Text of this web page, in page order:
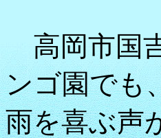
高岡市国
ンゴ園でも
雨を喜ぶ声